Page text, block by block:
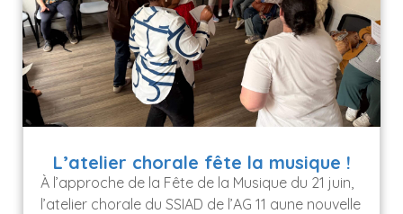
L’atelier chorale fête la musique !
À l’approche de la Fête de la Musique du 21 juin,
l’atelier chorale du SSIAD de l’AG 11 aune nouvelle